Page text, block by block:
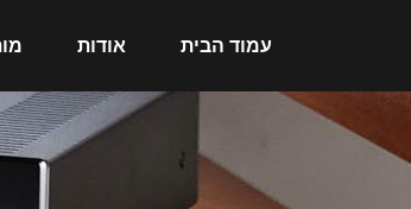
עמוד הבית אודות